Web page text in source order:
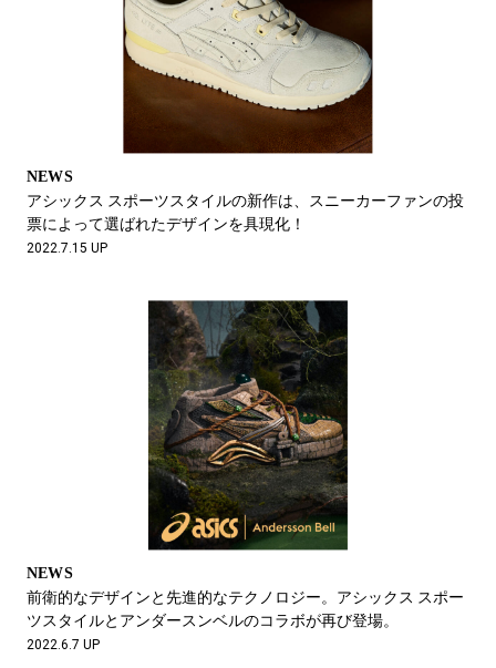
NEWS
アシックス スポーツスタイルの新作は、スニーカーファンの投
票によって選ばれたデザインを具現化！
2022.7.15 UP
NEWS
前衛的なデザインと先進的なテクノロジー。アシックス スポー
ツスタイルとアンダースンベルのコラボが再び登場。
2022.6.7 UP